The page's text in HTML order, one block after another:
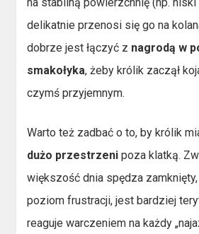
delikatnie przenosi się go na
dobrze jest łączyć z nagrodą w
smakołyka, żeby królik zaczął
czymś przyjemnym.
Warto też zadbać o to, by królik
dużo przestrzeni poza klatką.
większość dnia spędza
poziom frustracji, jest bardziej
reaguje warczeniem na każdy